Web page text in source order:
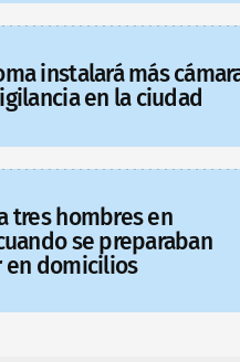
instalará más
en la ciudad
tres hombres en
se preparaban
en domicilios